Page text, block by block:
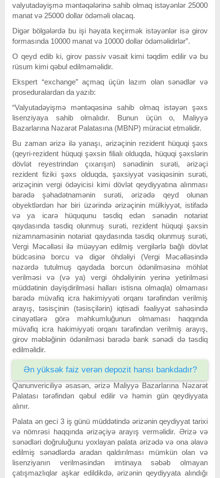
valyutadəyişmə məntəqələrinə sahib olmaq istəyənlər 25000
manat və 25000 dollar ödəməli olacaq.
Digər bölgələrdə bu işi həyata keçirmək istəyənlər isə girov
formasında 10000 manat və 10000 dollar ödəməlidirlər”.
O qeyd edib ki, girov passiv vəsait kimi təqdim edilir və bu
rüsum kimi qəbul edilməməlidir.
Ekspert “exchange” açmaq üçün lazım olan sənədlər və
proseduralardan da yazıb:
“Valyutadəyişmə məntəqəsinə sahib olmaq istəyən şəxs
lisenziyaya sahib olmalıdır. Bunun üçün o, Maliyyə
Bazarlarına Nəzarət Palatasına (MBNP) müraciət etməlidir.
Bu zaman ərizə ilə yanaşı, ərizəçinin rezident hüquqi şəxs
(qeyri-rezident hüquqi şəxsin filialı olduqda, hüquqi şəxslərin
dövlət reyestrindən çıxarışın) sənədinin surəti, ərizəçi
rezident fiziki şəxs olduqda, şəxsiyyət vəsiqəsinin surəti,
ərizəçinin vergi ödəyicisi kimi dövlət qeydiyyatına alınması
barədə şəhadətnamənin surəti, ərizədə qeyd olunan
obyektlərdən hər biri üzərində ərizəçinin mülkiyyət, istifadə
və ya icarə hüququnu təsdiq edən sənədin notariat
qaydasında təsdiq olunmuş surəti, rezident hüquqi şəxsin
nizamnaməsinin notariat qaydasında təsdiq olunmuş surəti,
Vergi Məcəlləsi ilə müəyyən edilmiş vergilərlə bağlı dövlət
büdcəsinə borcu və digər öhdəliyi (Vergi Məcəlləsində
nəzərdə tutulmuş qaydada borcun ödənilməsinə möhlət
verilməsi və (və ya) vergi öhdəliyinin yerinə yetirilməsi
müddətinin dəyişdirilməsi halları istisna olmaqla) olmaması
barədə müvafiq icra hakimiyyəti orqanı tərəfindən verilmiş
arayış, təsisçinin (təsisçilərin) iqtisadi fəaliyyət sahəsində
cinayətlərə görə məhkumluğunun olmaması haqqında
müvafiq icra hakimiyyəti orqanı tərəfindən verilmiş arayış,
girov məbləğinin ödənilməsi barədə bank sənədi də təsdiq
edilməlidir.
Ən yüksək faiz verən depozit hansı bankdadır?
Qanunvericiliyə əsasən, ərizə Maliyyə Bazarlarına Nəzarət
Palatası tərəfindən qəbul edilir və həmin gün qeydiyyata
alınır.
Palata ən geci 3 iş günü müddətində ərizənin qeydiyyat tarixi
və nömrəsi haqqında ərizəçiyə arayış verməlidir. Ərizə və
sənədləri doğruluğunu yoxlayan palata ərizədə və ona əlavə
edilmiş sənədlərdə aradan qaldırılması mümkün olan və
lisenziyanın verilməsindən imtinaya səbəb olmayan
çatışmazlıqlar aşkar edildikdə, ərizənin qeydiyyata alındığı